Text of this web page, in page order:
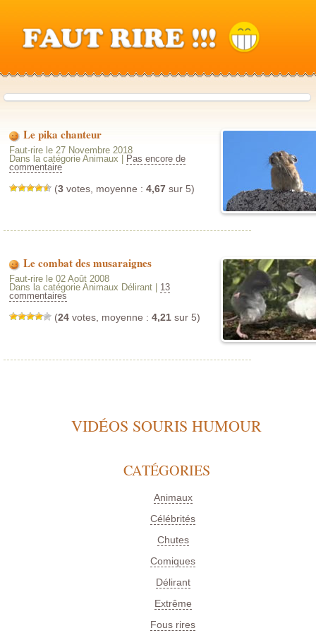
Le pika chanteur
Faut-rire le 27 Novembre 2018
Dans la catégorie Animaux |
Pas encore de
commentaire
(3 votes, moyenne :4,67 sur 5)
Le combat des musaraignes
Faut-rire le 02 Août 2008
Dans la catégorie Animaux Délirant | 13
commentaires
(24 votes, moyenne :4,21 sur 5)
VIDÉOS SOURIS HUMOUR
CATÉGORIES
Animaux
Célébrités
Chutes
Comiques
Délirant
Extrême
Fous rires